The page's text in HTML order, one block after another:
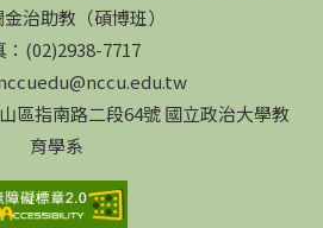
金治助教（碩博班）
：(02)2938-7717
區指南路二段64號 國立政治大學教
育學系